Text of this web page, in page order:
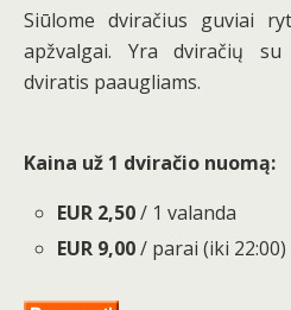
Siūlome dviračius guviai
apžvalgai. Yra dviračių
dviratis paaugliams.
Kaina už 1 dviračio nuomą:
EUR 2,50/ 1 valanda
EUR 9,00/ parai (iki 22:00)